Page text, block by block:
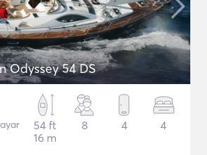
Odyssey 54 DS
54 ft
16 m
8 4 4